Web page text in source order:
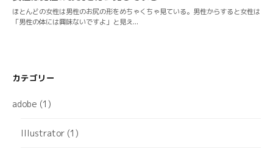
カテゴリー
adobe (1)
Illustrator (1)